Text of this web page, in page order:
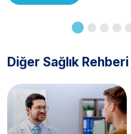
Diğer Sağlık